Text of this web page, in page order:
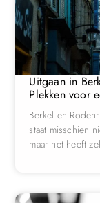
Uitgaan in
Plekken voor
Berkel en
staat misschien
maar het heeft